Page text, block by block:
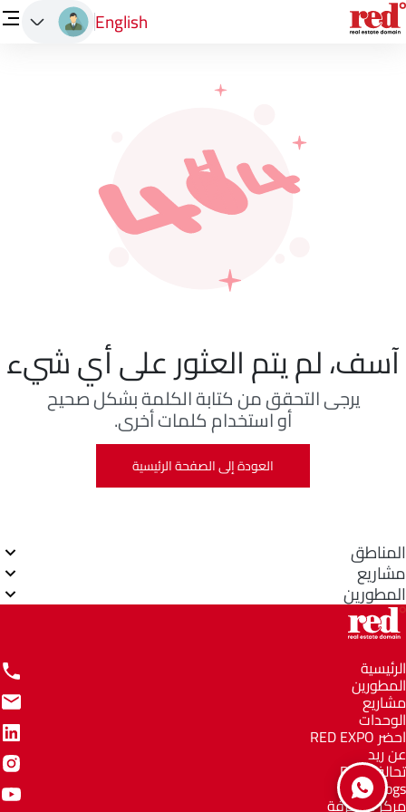
English
آسف، لم يتم العثور على أي شيء
يرجى التحقق من كتابة الكلمة بشكل صحيح
أو استخدام كلمات أخرى.
العودة إلى الصفحة الرئيسية
المناطق
مشاريع
المطورين
الرئيسية
المطورين
مشاريع
الوحدات
احضر RED EXPO
عن ريد
تحالف RED
Blogs
مركز المعرفة